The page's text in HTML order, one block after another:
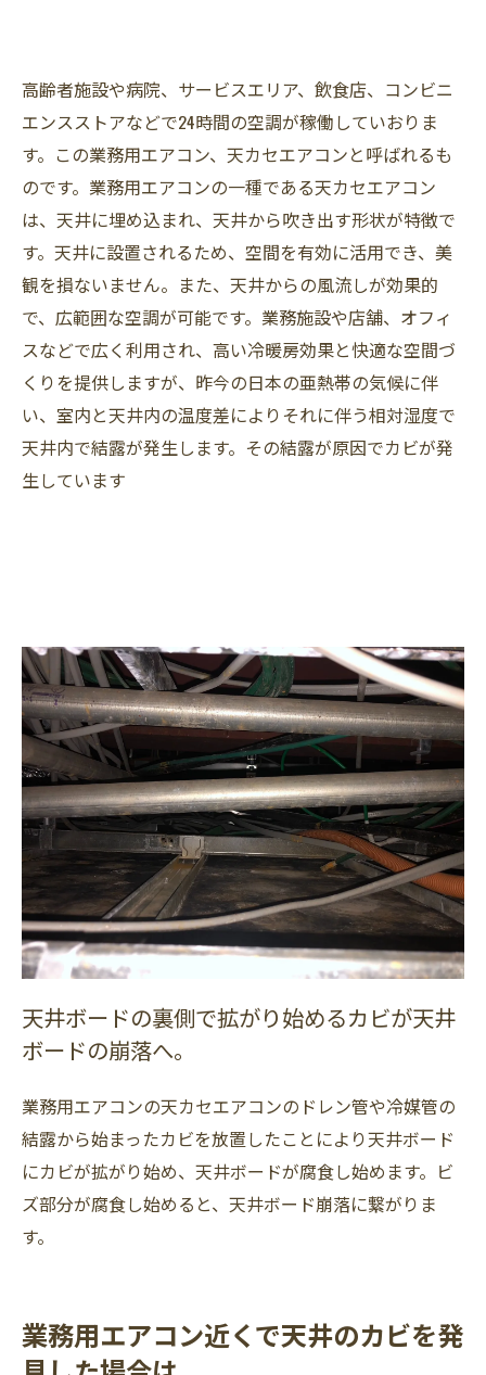
高齢者施設や病院、サービスエリア、飲食店、コンビニ
エンスストアなどで24時間の空調が稼働していおりま
す。この業務用エアコン、天カセエアコンと呼ばれるも
のです。業務用エアコンの一種である天カセエアコン
は、天井に埋め込まれ、天井から吹き出す形状が特徴で
す。天井に設置されるため、空間を有効に活用でき、美
観を損ないません。また、天井からの風流しが効果的
で、広範囲な空調が可能です。業務施設や店舗、オフィ
スなどで広く利用され、高い冷暖房効果と快適な空間づ
くりを提供しますが、昨今の日本の亜熱帯の気候に伴
い、室内と天井内の温度差によりそれに伴う相対湿度で
天井内で結露が発生します。その結露が原因でカビが発
生しています
天井ボードの裏側で拡がり始めるカビが天井
ボードの崩落へ。
業務用エアコンの天カセエアコンのドレン管や冷媒管の
結露から始まったカビを放置したことにより天井ボード
にカビが拡がり始め、天井ボードが腐食し始めます。ビ
ズ部分が腐食し始めると、天井ボード崩落に繋がりま
す。
業務用エアコン近くで天井のカビを発